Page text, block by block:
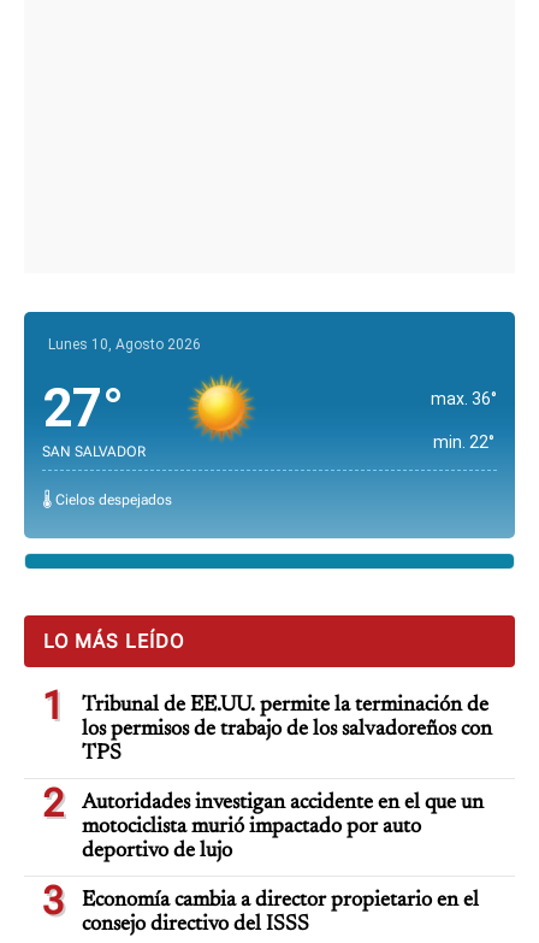
Lunes 10, Agosto 2026
27°
SAN SALVADOR
max. 36°
min. 22°
🌡️ Cielos despejados
LO MÁS LEÍDO
1
Tribunal de EE.UU. permite la terminación de
los permisos de trabajo de los salvadoreños con
TPS
2
Autoridades investigan accidente en el que un
motociclista murió impactado por auto
deportivo de lujo
3
Economía cambia a director propietario en el
consejo directivo del ISSS